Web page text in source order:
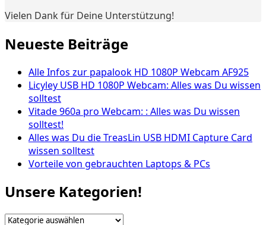
Vielen Dank für Deine Unterstützung!
Neueste Beiträge
Alle Infos zur papalook HD 1080P Webcam AF925
Licyley USB HD 1080P Webcam: Alles was Du wissen
solltest
Vitade 960a pro Webcam: : Alles was Du wissen
solltest!
Alles was Du die TreasLin USB HDMI Capture Card
wissen solltest
Vorteile von gebrauchten Laptops & PCs
Unsere Kategorien!
Unsere